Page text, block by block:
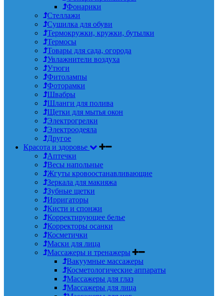
Фонарики
Стеллажи
Сушилка для обуви
Термокружки, кружки, бутылки
Термосы
Товары для сада, огорода
Увлажнители воздуха
Утюги
Фитолампы
Фоторамки
Швабры
Шланги для полива
Щетки для мытья окон
Электрогрелки
Электроодеяла
Другое
Красота и здоровье
Аптечки
Весы напольные
Жгуты кровоостанавливающие
Зеркала для макияжа
Зубные щетки
Ирригаторы
Кисти и спонжи
Корректирующее белье
Корректоры осанки
Косметички
Маски для лица
Массажеры и тренажеры
Вакуумные массажеры
Косметологические аппараты
Массажеры для глаз
Массажеры для лица